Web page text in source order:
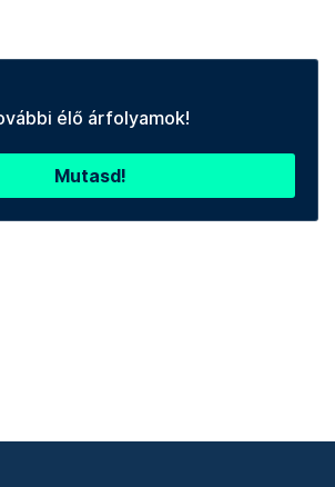
élő árfolyamok!
Mutasd!